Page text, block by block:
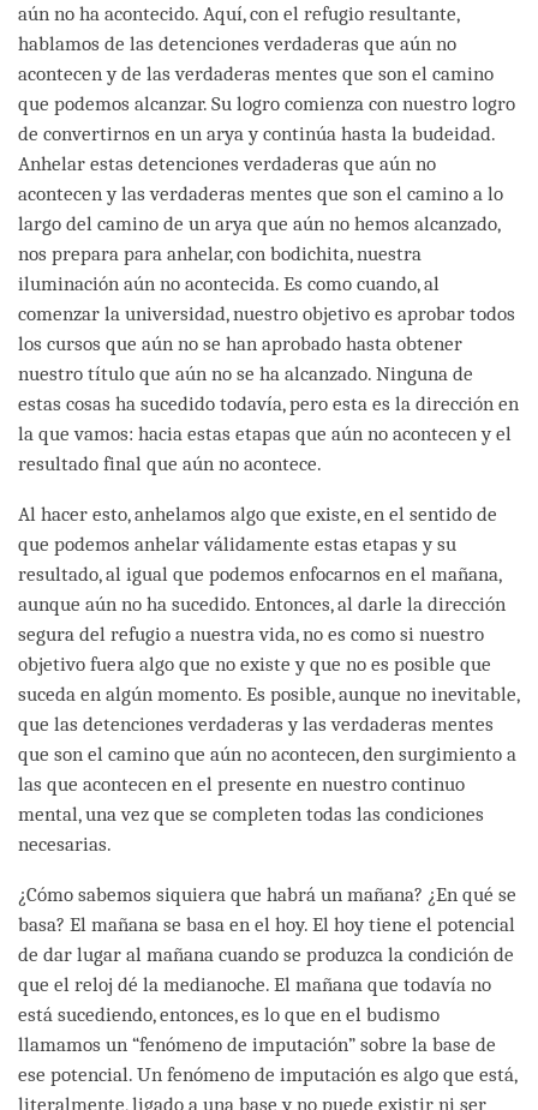
aún no ha acontecido. Aquí, con el refugio resultante,
hablamos de las detenciones verdaderas que aún no
acontecen y de las verdaderas mentes que son el camino
que podemos alcanzar. Su logro comienza con nuestro logro
de convertirnos en un arya y continúa hasta la budeidad.
Anhelar estas detenciones verdaderas que aún no
acontecen y las verdaderas mentes que son el camino a lo
largo del camino de un arya que aún no hemos alcanzado,
nos prepara para anhelar, con bodichita, nuestra
iluminación aún no acontecida. Es como cuando, al
comenzar la universidad, nuestro objetivo es aprobar todos
los cursos que aún no se han aprobado hasta obtener
nuestro título que aún no se ha alcanzado. Ninguna de
estas cosas ha sucedido todavía, pero esta es la dirección en
la que vamos: hacia estas etapas que aún no acontecen y el
resultado final que aún no acontece.
Al hacer esto, anhelamos algo que existe, en el sentido de
que podemos anhelar válidamente estas etapas y su
resultado, al igual que podemos enfocarnos en el mañana,
aunque aún no ha sucedido. Entonces, al darle la dirección
segura del refugio a nuestra vida, no es como si nuestro
objetivo fuera algo que no existe y que no es posible que
suceda en algún momento. Es posible, aunque no inevitable,
que las detenciones verdaderas y las verdaderas mentes
que son el camino que aún no acontecen, den surgimiento a
las que acontecen en el presente en nuestro continuo
mental, una vez que se completen todas las condiciones
necesarias.
¿Cómo sabemos siquiera que habrá un mañana? ¿En qué se
basa? El mañana se basa en el hoy. El hoy tiene el potencial
de dar lugar al mañana cuando se produzca la condición de
que el reloj dé la medianoche. El mañana que todavía no
está sucediendo, entonces, es lo que en el budismo
llamamos un “fenómeno de imputación” sobre la base de
ese potencial. Un fenómeno de imputación es algo que está,
literalmente, ligado a una base y no puede existir ni ser